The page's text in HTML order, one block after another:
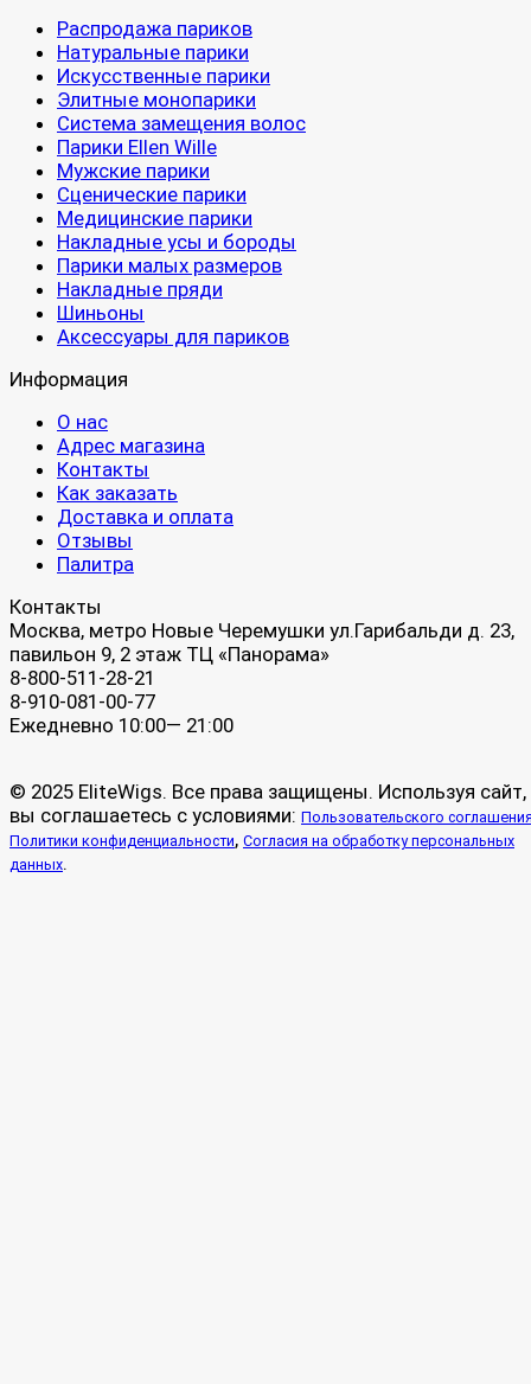
Распродажа париков
Натуральные парики
Искусственные парики
Элитные монопарики
Система замещения волос
Парики Ellen Wille
Мужские парики
Сценические парики
Медицинские парики
Накладные усы и бороды
Парики малых размеров
Накладные пряди
Шиньоны
Аксессуары для париков
Информация
О нас
Адрес магазина
Контакты
Как заказать
Доставка и оплата
Отзывы
Палитра
Контакты
Москва, метро Новые Черемушки ул.Гарибальди д. 23,
павильон 9, 2 этаж ТЦ «Панорама»
8-800-511-28-21
8-910-081-00-77
Ежедневно 10:00— 21:00
© 2025 EliteWigs. Все права защищены. Используя сайт,
вы соглашаетесь с условиями: Пользовательского
Политики конфиденциальности, Согласия на обработку персональных
данных.